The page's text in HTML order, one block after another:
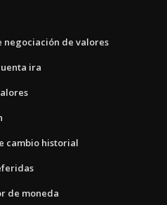
de valores
ira
cambio historial
de moneda